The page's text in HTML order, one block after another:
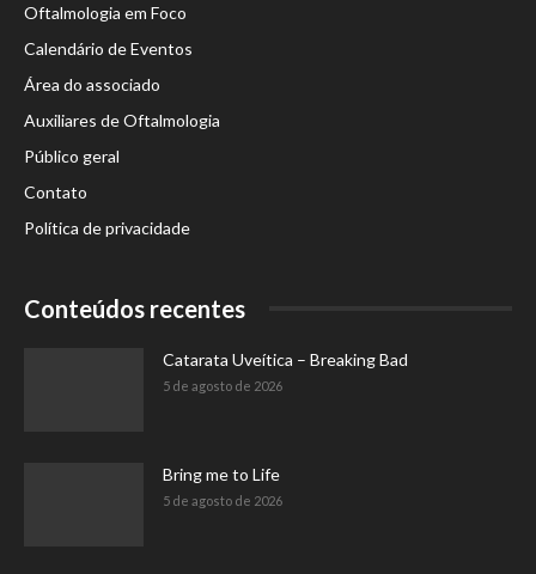
Oftalmologia em Foco
Calendário de Eventos
Área do associado
Auxiliares de Oftalmologia
Público geral
Contato
Política de privacidade
Conteúdos recentes
Catarata Uveítica – Breaking Bad
5 de agosto de 2026
Bring me to Life
5 de agosto de 2026